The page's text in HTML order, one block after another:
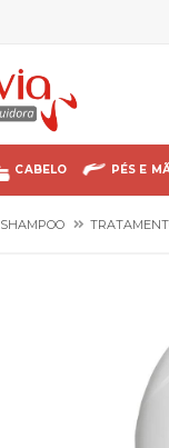
CABELO PÉS E
SHAMPOO